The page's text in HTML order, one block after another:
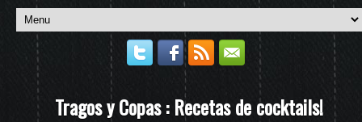
Tragos y Copas : Recetas de cocktails!